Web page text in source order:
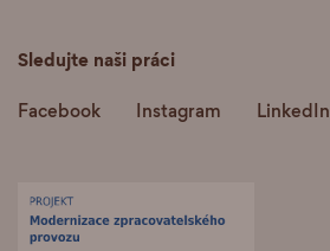
Sledujte naši práci
Facebook Instagram LinkedIn